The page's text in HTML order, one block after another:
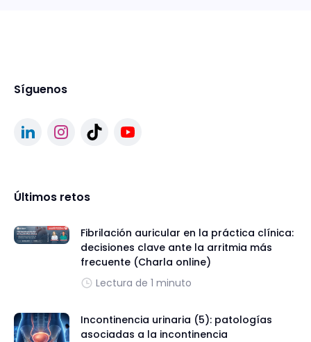
Síguenos
Últimos retos
Fibrilación auricular en la práctica clínica:
decisiones clave ante la arritmia más
frecuente (Charla online)
Lectura de 1 minuto
Incontinencia urinaria (5): patologías
asociadas a la incontinencia